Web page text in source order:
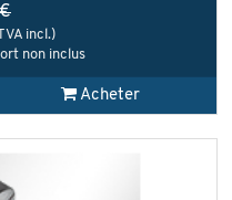
incl.)
non inclus
Acheter